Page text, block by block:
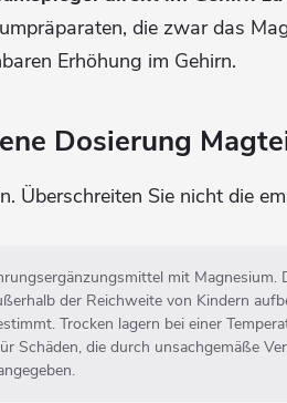
die zwar das
Erhöhung im Gehirn.
Dosierung
Überschreiten Sie nicht die
mit Magnesium.
der Reichweite von Kindern
Trocken lagern bei einer
Schäden, die durch unsachgemäße